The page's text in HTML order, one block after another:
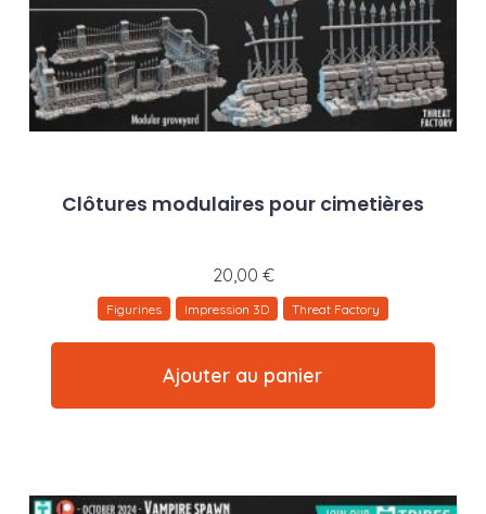
Clôtures modulaires pour cimetières
20,00 €
Figurines Impression 3D Threat Factory
Ajouter au panier